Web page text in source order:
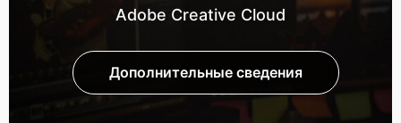
Adobe Creative Cloud
Дополнительные сведения